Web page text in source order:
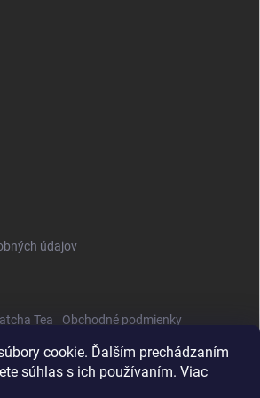
cookie. Ďalším prechádzaním
súhlas s ich používaním. Viac
údajov
Tea
Obchodné podmienky
Príprava Veľkoobchod
Recepty
Testy Matcha Tea Kontakty